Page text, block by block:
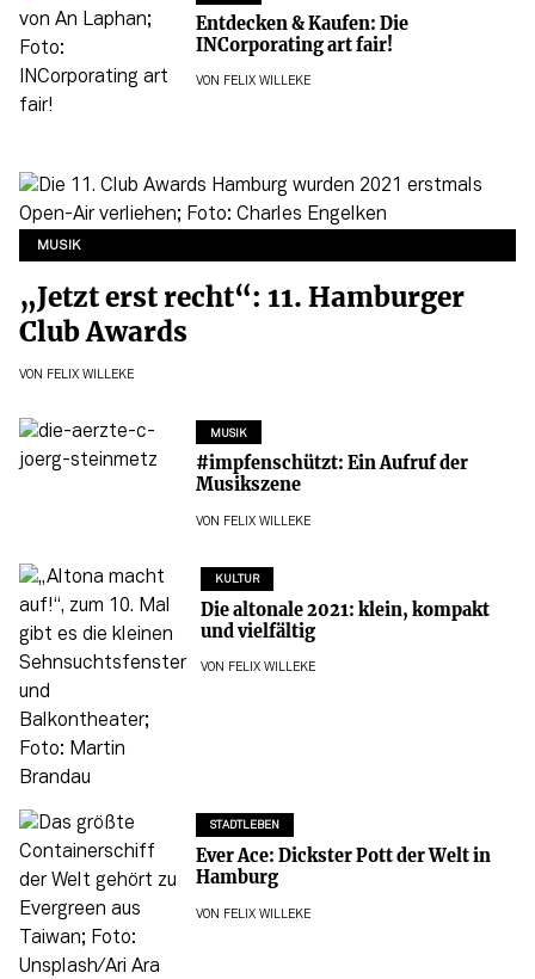
Entdecken & Kaufen: Die
INCorporating art fair!
VON FELIX WILLEKE
MUSIK
„Jetzt erst recht“: 11. Hamburger
Club Awards
VON FELIX WILLEKE
MUSIK
#impfenschützt: Ein Aufruf der
Musikszene
VON FELIX WILLEKE
KULTUR
Die altonale 2021: klein, kompakt
und vielfältig
VON FELIX WILLEKE
STADTLEBEN
Ever Ace: Dickster Pott der Welt in
Hamburg
VON FELIX WILLEKE